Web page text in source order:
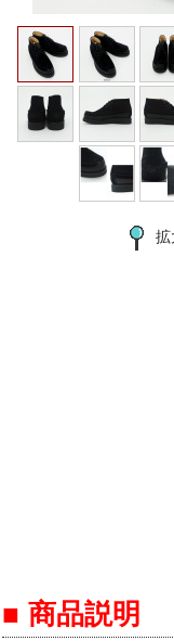
■ 商品説明